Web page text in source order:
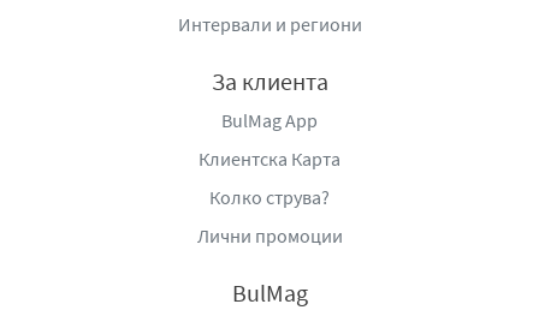
Интервали и региони
За клиента
BulMag App
Клиентска Карта
Колко струва?
Лични промоции
BulMag